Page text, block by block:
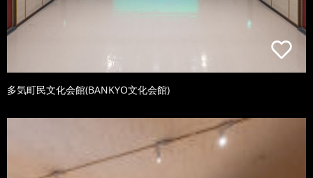
多気町民文化会館(BANKYO文化会館)